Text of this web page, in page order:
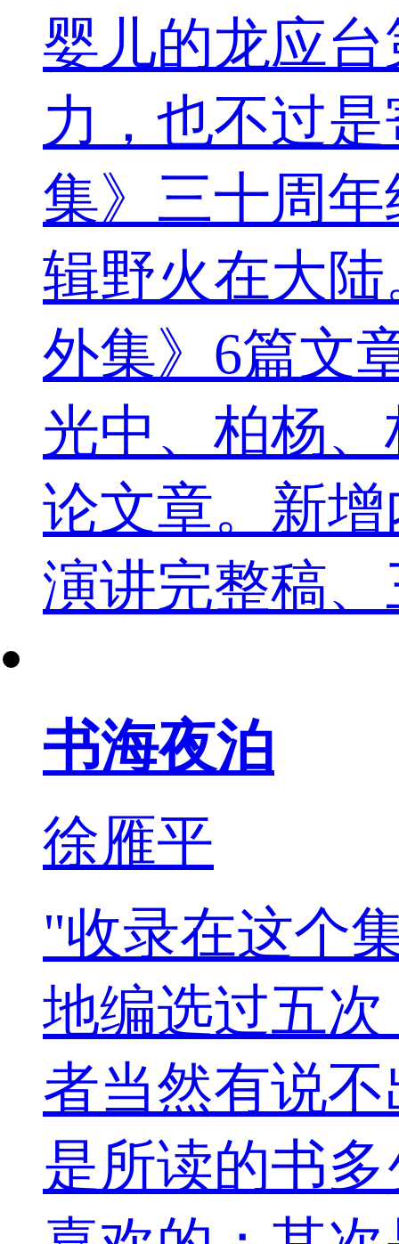
婴儿的龙应
力，也不过
集》三十周
辑野火在大
外集》6篇文
光中、柏杨
论文章。新
演讲完整稿
书海夜泊
徐雁平
"收录在这个
地编选过五
者当然有说
是所读的书